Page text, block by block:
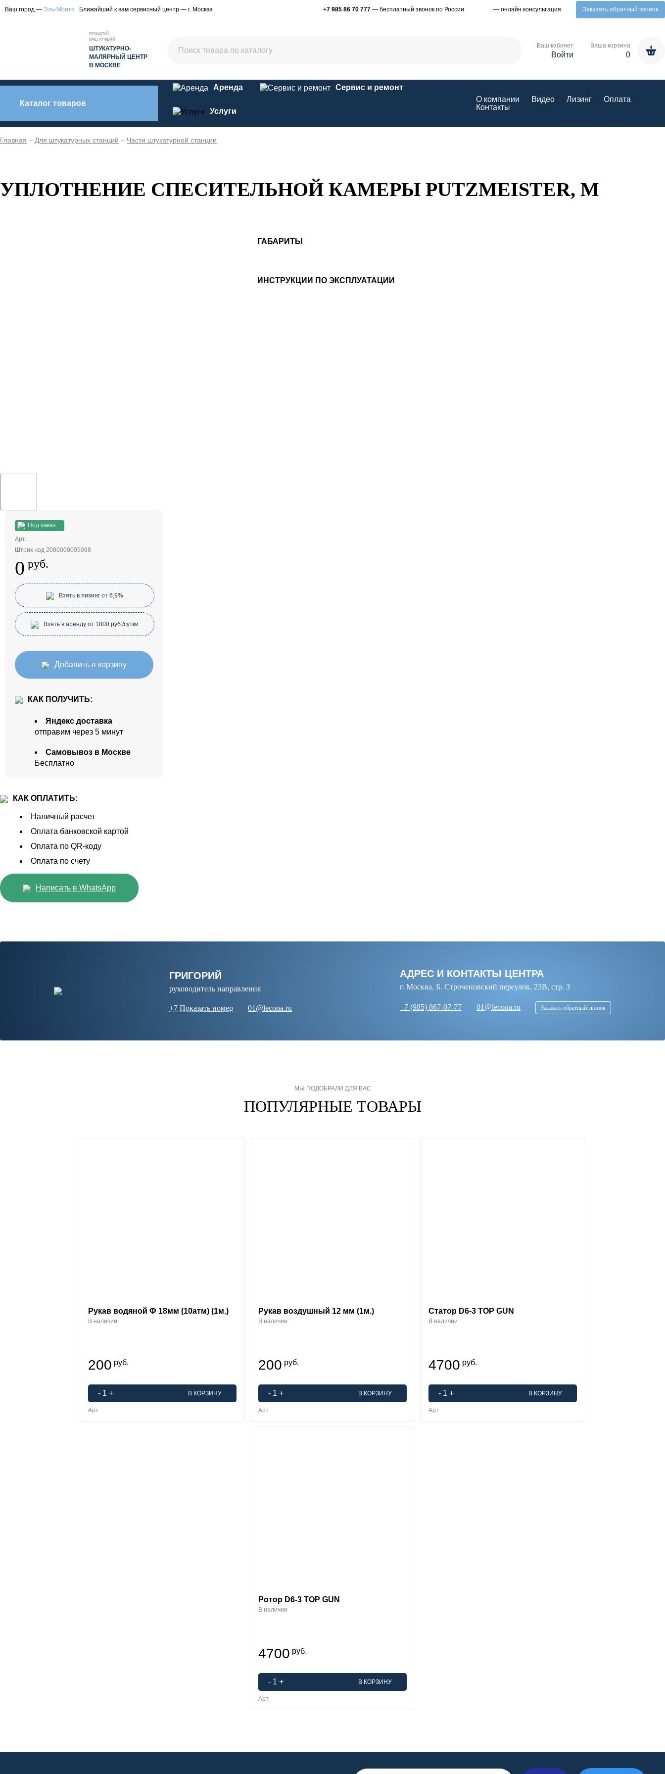
Ваш город — Эль-Монте Ближайший к вам сервисный центр — г. Москва +7 985 86 70 777 — бесплатный звонок по России — онлайн консультация Заказать обратный звонок
ПОЖАЛУЙ,
ВАШ ЛУЧШИЙ
ШТУКАТУРНО-
МАЛЯРНЫЙ ЦЕНТР
В МОСКВЕ
Ваш кабинет
Войти
Ваша корзина
0
Каталог товаров
Аренда Сервис и ремонт
Услуги
О компании Видео Лизинг
Оплата
Контакты
Главная – Для штукатурных станций – Части штукатурной станции
УПЛОТНЕНИЕ СПЕСИТЕЛЬНОЙ КАМЕРЫ PUTZMEISTER, М
ГАБАРИТЫ
ИНСТРУКЦИИ ПО ЭКСПЛУАТАЦИИ
Под заказ
Арт.
Штрих-код 2080000005098
0 руб.
Взять в лизинг от 6,9%
Взять в аренду от 1800 руб./сутки
Добавить в корзину
КАК ПОЛУЧИТЬ:
Яндекс доставка
отправим через 5 минут
Самовывоз в Москве
Бесплатно
КАК ОПЛАТИТЬ:
Наличный расчет
Оплата банковской картой
Оплата по QR-коду
Оплата по счету
Написать в WhatsApp
ГРИГОРИЙ
руководитель направления
+7 Показать номер 01@lecona.ru
АДРЕС И КОНТАКТЫ ЦЕНТРА
г. Москва, Б. Строченовский переулок, 23В, стр. 3
+7 (985) 867-07-77 01@lecona.ru Заказать обратный звонок
МЫ ПОДОБРАЛИ ДЛЯ ВАС
ПОПУЛЯРНЫЕ ТОВАРЫ
Рукав водяной Ф 18мм (10атм) (1м.)
В наличии
200 руб.
- 1 + В КОРЗИНУ
Арт.
Рукав воздушный 12 мм (1м.)
В наличии
200 руб.
- 1 + В КОРЗИНУ
Арт.
Статор D6-3 TOP GUN
В наличии
4700 руб.
- 1 + В КОРЗИНУ
Арт.
Ротор D6-3 TOP GUN
В наличии
4700 руб.
- 1 + В КОРЗИНУ
Арт.